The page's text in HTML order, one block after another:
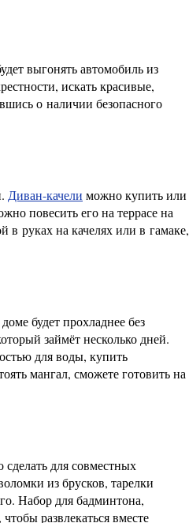
выгонять автомобиль из
искать красивые,
о наличии безопасного
Диван-качели можно купить или
повесить его на террасе на
в руках на качелях или в гамаке,
будет прохладнее без
займёт несколько дней.
для воды, купить
мангал, сможете готовить на
для совместных
из брусков, тарелки
Набор для бадминтона,
развлекаться вместе